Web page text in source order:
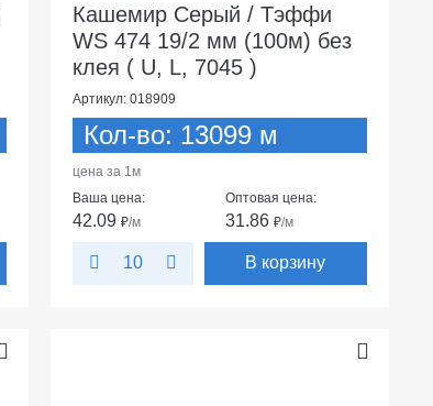
Кашемир Серый / Тэффи
WS 474 19/2 мм (100м) без
клея ( U, L, 7045 )
Артикул: 018909
Кол-во: 13099 м
цена за 1м
Ваша цена:
42.09 ₽/м
Оптовая цена:
31.86 ₽/м
10 В корзину